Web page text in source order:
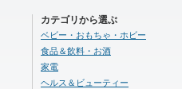
カテゴリから選ぶ
ベビー・おもちゃ・ホビー
食品＆飲料・お酒
家電
ヘルス＆ビューティー